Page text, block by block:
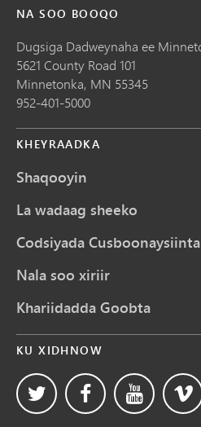
NA SOO BOOQO
Dugsiga Dadweynaha ee
5621 County Road 101
Minnetonka, MN 55345
952-401-5000
KHEYRAADKA
Shaqooyin
La wadaag sheeko
Codsiyada
Nala soo xiriir
Khariidadda Goobta
KU XIDHNOW